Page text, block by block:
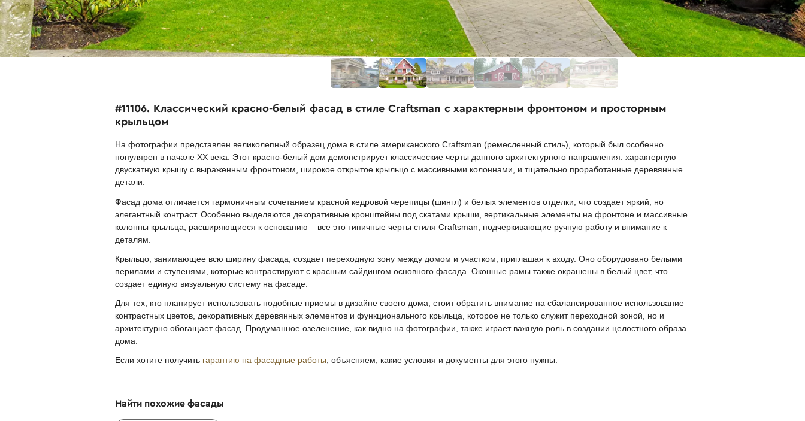
#11106. Классический красно-белый фасад в стиле Craftsman с характерным фронтоном и просторным
крыльцом
На фотографии представлен великолепный образец дома в стиле американского Craftsman (ремесленный стиль), который был особенно
популярен в начале ХХ века. Этот красно-белый дом демонстрирует классические черты данного архитектурного направления: характерную
двускатную крышу с выраженным фронтоном, широкое открытое крыльцо с массивными колоннами, и тщательно проработанные деревянные
детали.
Фасад дома отличается гармоничным сочетанием красной кедровой черепицы (шингл) и белых элементов отделки, что создает яркий, но
элегантный контраст. Особенно выделяются декоративные кронштейны под скатами крыши, вертикальные элементы на фронтоне и массивные
колонны крыльца, расширяющиеся к основанию – все это типичные черты стиля Craftsman, подчеркивающие ручную работу и внимание к
деталям.
Крыльцо, занимающее всю ширину фасада, создает переходную зону между домом и участком, приглашая к входу. Оно оборудовано белыми
перилами и ступенями, которые контрастируют с красным сайдингом основного фасада. Оконные рамы также окрашены в белый цвет, что
создает единую визуальную систему на фасаде.
Для тех, кто планирует использовать подобные приемы в дизайне своего дома, стоит обратить внимание на сбалансированное использование
контрастных цветов, декоративных деревянных элементов и функционального крыльца, которое не только служит переходной зоной, но и
архитектурно обогащает фасад. Продуманное озеленение, как видно на фотографии, также играет важную роль в создании целостного образа
дома.
Если хотите получить гарантию на фасадные работы , объясняем, какие условия и документы для этого нужны.
Найти похожие фасады